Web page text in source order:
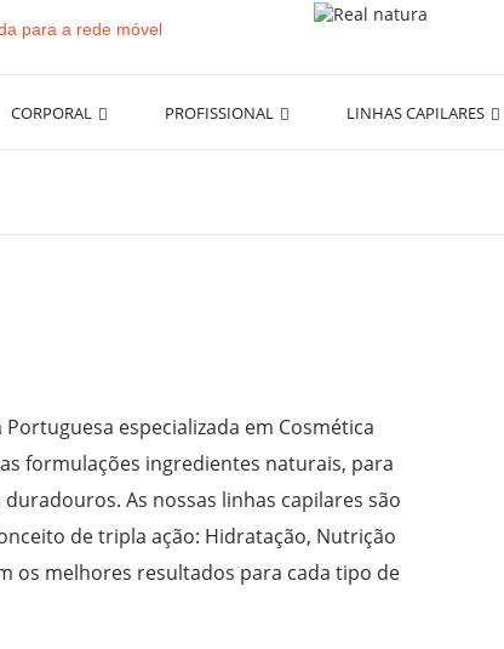
CORPORAL PROFISSIONAL LINHAS CAPILARES
especializada em Cosmética
formulações ingredientes naturais, para
As nossas linhas capilares são
de tripla ação: Hidratação, Nutrição
os melhores resultados para cada tipo de